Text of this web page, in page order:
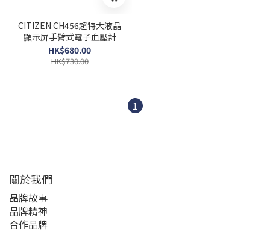
CITIZEN CH456超特大液晶
顯示屏手臂式電子血壓計
HK$680.00
HK$730.00
1
關於我們
品牌故事
品牌精神
合作品牌